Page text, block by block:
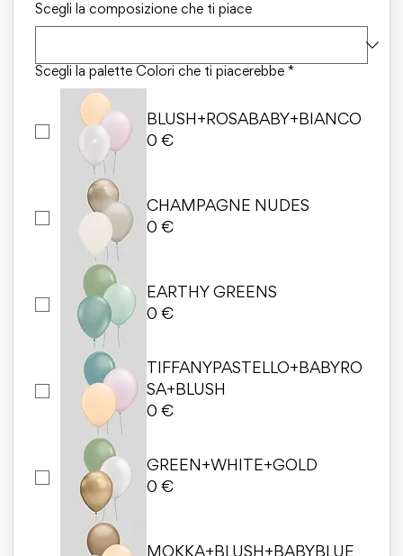
Scegli la composizione che ti piace
Scegli la palette Colori che ti piacerebbe *
BLUSH+ROSABABY+BIANCO
0 €
CHAMPAGNE NUDES
0 €
EARTHY GREENS
0 €
TIFFANYPASTELLO+BABYRO
SA+BLUSH
0 €
GREEN+WHITE+GOLD
0 €